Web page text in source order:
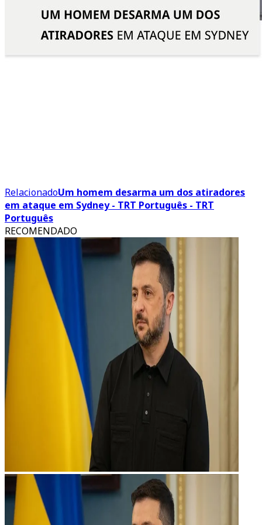
RelacionadoUm homem desarma um dos atiradores
em ataque em Sydney - TRT Português - TRT
Português
RECOMENDADO